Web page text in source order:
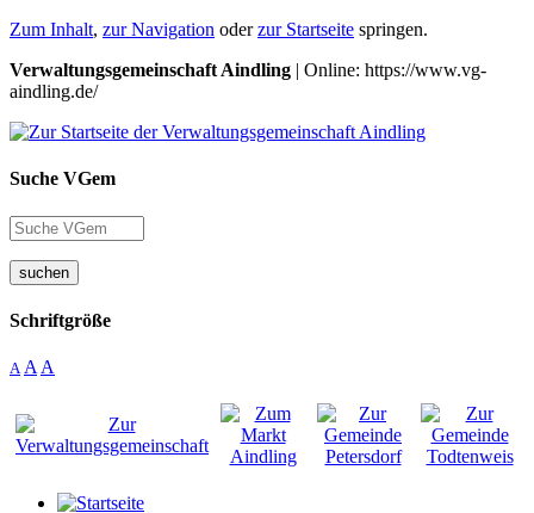
Zum Inhalt, zur Navigation oderzur Startseite springen.
Verwaltungsgemeinschaft Aindling | Online: https://www.vg-
aindling.de/
Suche VGem
suchen
Schriftgröße
A A A